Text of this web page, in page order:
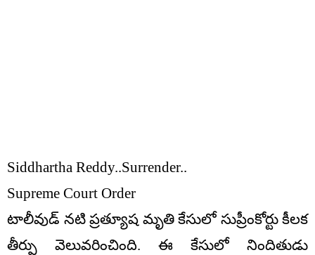
Siddhartha Reddy..Surrender..
Supreme Court Order
టాలీవుడ్ నటి ప్రత్యూష మృతి కేసులో సుప్రీంకోర్టు కీలక
తీర్పు వెలువరించింది. ఈ కేసులో నిందితుడు